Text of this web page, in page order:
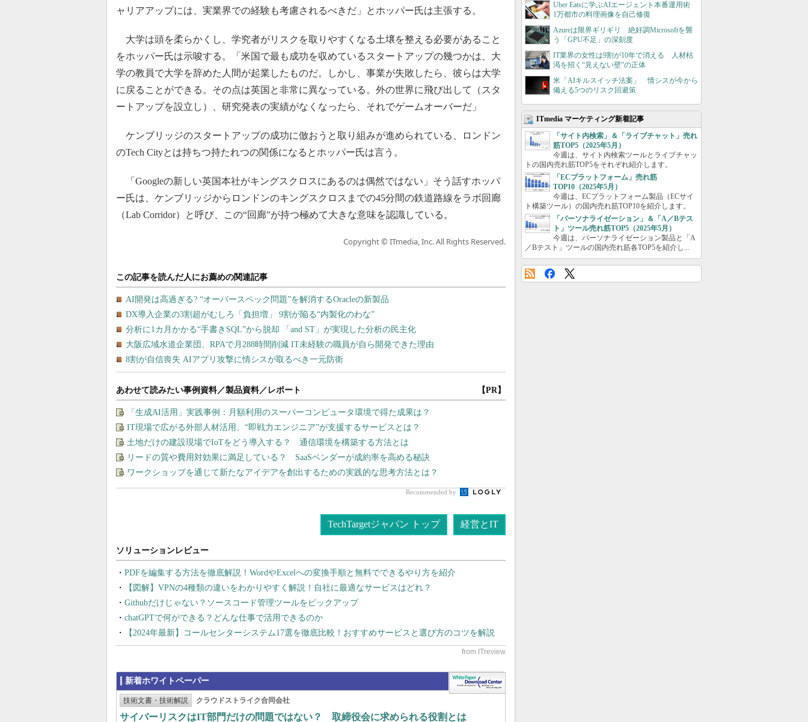
ャリアアップには、実業界での経験も考慮されるべきだ」とホッパー氏は主張する。
大学は頭を柔らかくし、学究者がリスクを取りやすくなる土壌を整える必要があること
をホッパー氏は示唆する。「米国で最も成功を収めているスタートアップの幾つかは、大
学の教員で大学を辞めた人間が起業したものだ。しかし、事業が失敗したら、彼らは大学
に戻ることができる。その点は英国と非常に異なっている。外の世界に飛び出して（スタ
ートアップを設立し）、研究発表の実績がなくなったら、それでゲームオーバーだ」
ケンブリッジのスタートアップの成功に倣おうと取り組みが進められている、ロンドン
のTech Cityとは持ちつ持たれつの関係になるとホッパー氏は言う。
「Googleの新しい英国本社がキングスクロスにあるのは偶然ではない」そう話すホッパ
ー氏は、ケンブリッジからロンドンのキングスクロスまでの45分間の鉄道路線をラボ回廊
（Lab Corridor）と呼び、この“回廊”が持つ極めて大きな意味を認識している。
Copyright © ITmedia, Inc. All Rights Reserved.
あわせて読みたい事例資料／製品資料／レポート 【PR】
「生成AI活用」実践事例：月額利用のスーパーコンピュータ環境で得た成果は？
IT現場で広がる外部人材活用、“即戦力エンジニア”が支援するサービスとは？
土地だけの建設現場でIoTをどう導入する？ 通信環境を構築する方法とは
リードの質や費用対効果に満足している？ SaaSベンダーが成約率を高める秘訣
ワークショップを通じて新たなアイデアを創出するための実践的な思考方法とは？
Recommended by
TechTargetジャパン トップ 経営とIT
PDFを編集する方法を徹底解説！WordやExcelへの変換手順と無料でできるやり方を紹介
【図解】VPNの4種類の違いをわかりやすく解説！自社に最適なサービスはどれ？
Githubだけじゃない？ソースコード管理ツールをピックアップ
chatGPTで何ができる？どんな仕事で活用できるのか
【2024年最新】コールセンターシステム17選を徹底比較！おすすめサービスと選び方のコツを解説
新着ホワイトペーパー
技術文書・技術解説 クラウドストライク合同会社
サイバーリスクはIT部門だけの問題ではない？ 取締役会に求められる役割とは
Uber Eatsに学ぶAIエージェント本番運用術
1万都市の料理画像を自己修復
Azureは限界ギリギリ 絶好調Microsoftを襲
う「GPU不足」の深刻度
IT業界の女性は9割が10年で消える 人材枯
渇を招く“見えない壁”の正体
米「AIキルスイッチ法案」 情シスが今から
備える5つのリスク回避策
ITmedia マーケティング新着記事
「サイト内検索」＆「ライブチャット」売れ
筋TOP5（2025年5月）
今週は、サイト内検索ツールとライブチャッ
トの国内売れ筋TOP5をそれぞれ紹介します。
「ECプラットフォーム」売れ筋
TOP10（2025年5月）
今週は、ECプラットフォーム製品（ECサイ
ト構築ツール）の国内売れ筋TOP10を紹介します。
「パーソナライゼーション」＆「A／Bテス
ト」ツール売れ筋TOP5（2025年5月）
今週は、パーソナライゼーション製品と「A
／Bテスト」ツールの国内売れ筋各TOP5を紹介し...